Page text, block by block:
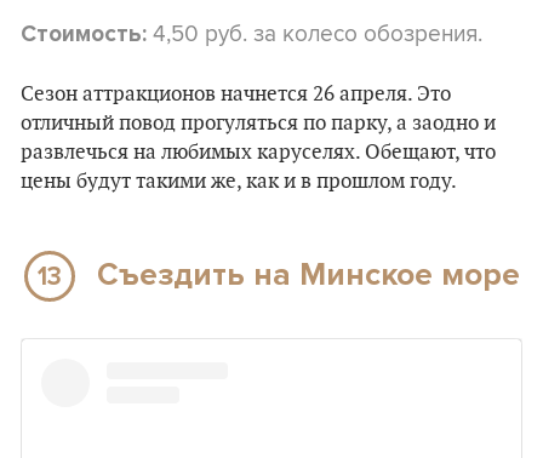
Стоимость: 4,50 руб. за колесо обозрения.
Сезон аттракционов начнется 26 апреля. Это
отличный повод прогуляться по парку, а заодно и
развлечься на любимых каруселях. Обещают, что
цены будут такими же, как и в прошлом году.
13 Съездить на Минское море